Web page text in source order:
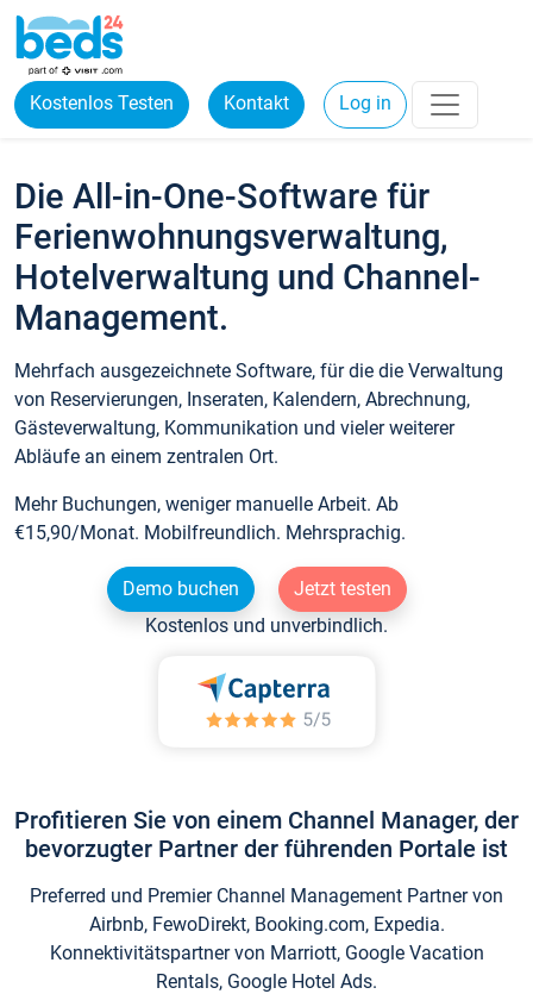
Kostenlos Testen Kontakt Log in
Die All-in-One-Software für
Ferienwohnungsverwaltung,
Hotelverwaltung und Channel-
Management.
Mehrfach ausgezeichnete Software, für die die Verwaltung
von Reservierungen, Inseraten, Kalendern, Abrechnung,
Gästeverwaltung, Kommunikation und vieler weiterer
Abläufe an einem zentralen Ort.
Mehr Buchungen, weniger manuelle Arbeit. Ab
€15,90/Monat. Mobilfreundlich. Mehrsprachig.
Demo buchen
Jetzt testen
Kostenlos und unverbindlich.
Profitieren Sie von einem Channel Manager, der
bevorzugter Partner der führenden Portale ist
Preferred und Premier Channel Management Partner von
Airbnb, FewoDirekt, Booking.com, Expedia.
Konnektivitätspartner von Marriott, Google Vacation
Rentals, Google Hotel Ads.